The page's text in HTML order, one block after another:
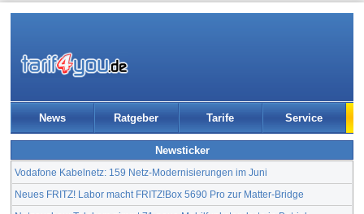
News Ratgeber Tarife Service
Newsticker
Vodafone Kabelnetz: 159 Netz-Modernisierungen im Juni
Neues FRITZ! Labor macht FRITZ!Box 5690 Pro zur Matter-Bridge